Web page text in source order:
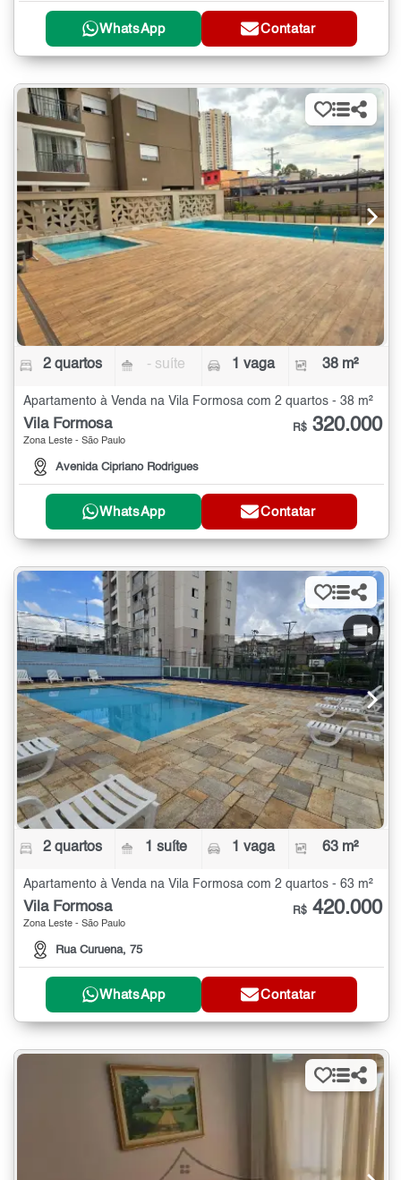
WhatsApp Contatar
2 quartos - suíte 1 vaga 38 m²
Apartamento à Venda na Vila Formosa com 2 quartos - 38 m²
Vila Formosa
Zona Leste - São Paulo
Avenida Cipriano Rodrigues
R$ 320.000
WhatsApp Contatar
2 quartos 1 suíte 1 vaga 63 m²
Apartamento à Venda na Vila Formosa com 2 quartos - 63 m²
Vila Formosa
Zona Leste - São Paulo
Rua Curuena, 75
R$ 420.000
WhatsApp Contatar